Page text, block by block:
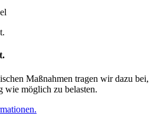
Maßnahmen tragen wir dazu bei,
möglich zu belasten.